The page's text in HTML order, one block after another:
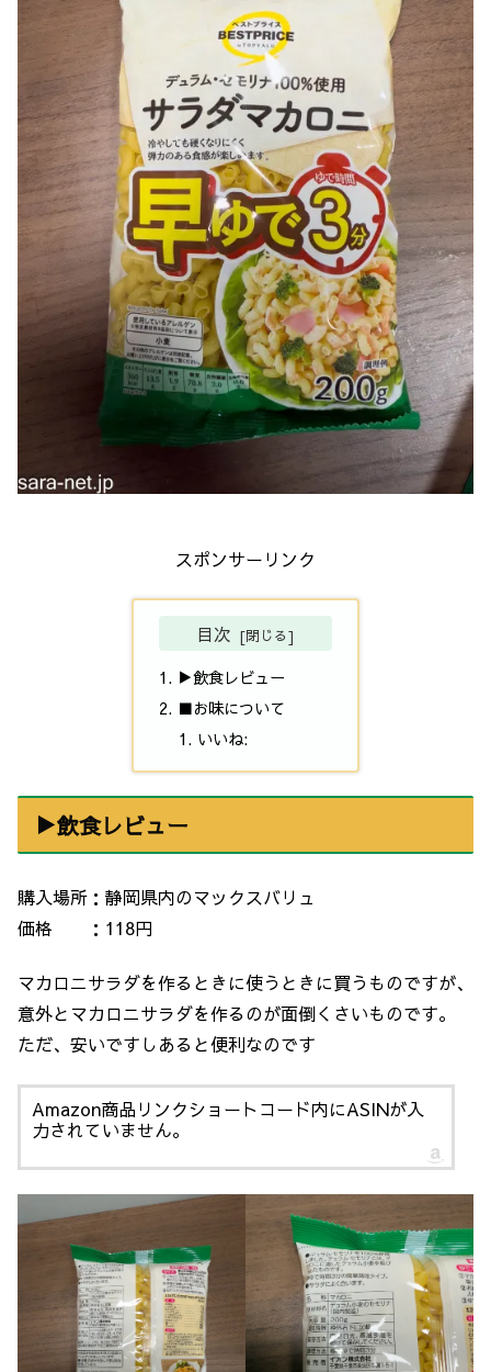
スポンサーリンク
目次
▶飲食レビュー
■お味について
いいね:
▶飲食レビュー
購入場所：静岡県内のマックスバリュ
価格 ：118円
マカロニサラダを作るときに使うときに買うものですが、
意外とマカロニサラダを作るのが面倒くさいものです。
ただ、安いですしあると便利なのです
Amazon商品リンクショートコード内にASINが入
力されていません。